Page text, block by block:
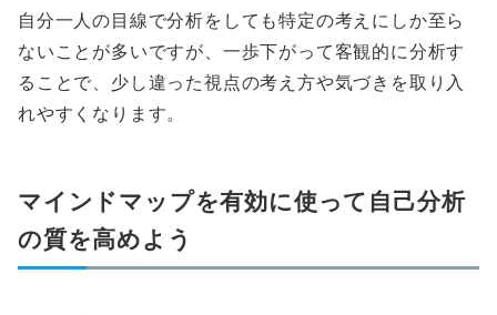
自分一人の目線で分析をしても特定の考えにしか至ら
ないことが多いですが、一歩下がって客観的に分析す
ることで、少し違った視点の考え方や気づきを取り入
れやすくなります。
マインドマップを有効に使って自己分析
の質を高めよう